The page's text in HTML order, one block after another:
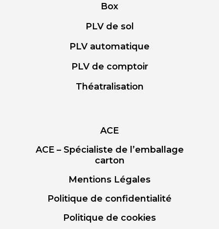
Box
PLV de sol
PLV automatique
PLV de comptoir
Théatralisation
ACE
ACE – Spécialiste de l’emballage
carton
Mentions Légales
Politique de confidentialité
Politique de cookies